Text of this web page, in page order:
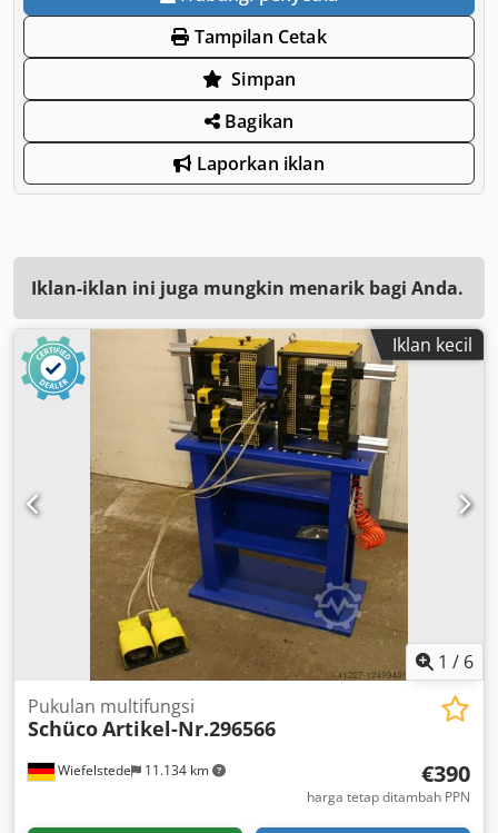
Tampilan Cetak
Simpan
Bagikan
Laporkan iklan
Iklan-iklan ini juga mungkin menarik bagi Anda.
Iklan kecil
1 / 6
Wiefelstede 11.134 km
Pukulan multifungsi
SchücoArtikel-Nr.296566
€390
harga tetap ditambah PPN